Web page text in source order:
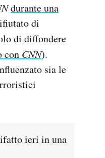
durante una
di
di diffondere
con CNN).
sia le
ieri in una